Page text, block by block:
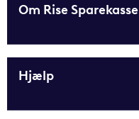
Om Rise Sparekasse
Hjælp